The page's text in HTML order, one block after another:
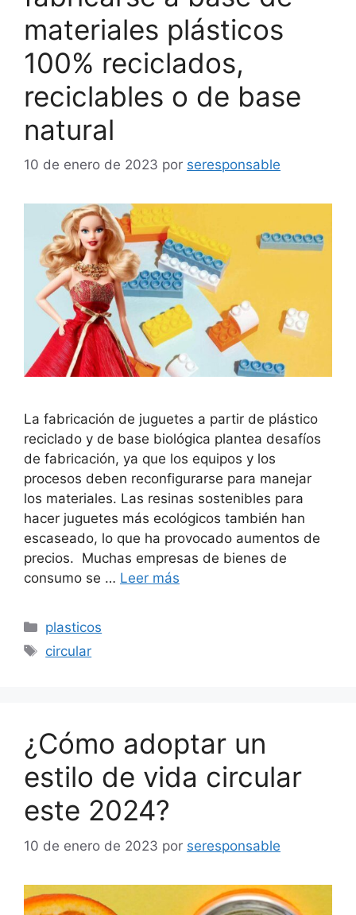
materiales plásticos
100% reciclados,
reciclables o de base
natural
10 de enero de 2023 por seresponsable
La fabricación de juguetes a partir de plástico
reciclado y de base biológica plantea desafíos
de fabricación, ya que los equipos y los
procesos deben reconfigurarse para manejar
los materiales. Las resinas sostenibles para
hacer juguetes más ecológicos también han
escaseado, lo que ha provocado aumentos de
precios. Muchas empresas de bienes de
consumo se … Leer más
Categorías
plasticos
Etiquetas
circular
¿Cómo adoptar un
estilo de vida circular
este 2024?
10 de enero de 2023 por seresponsable